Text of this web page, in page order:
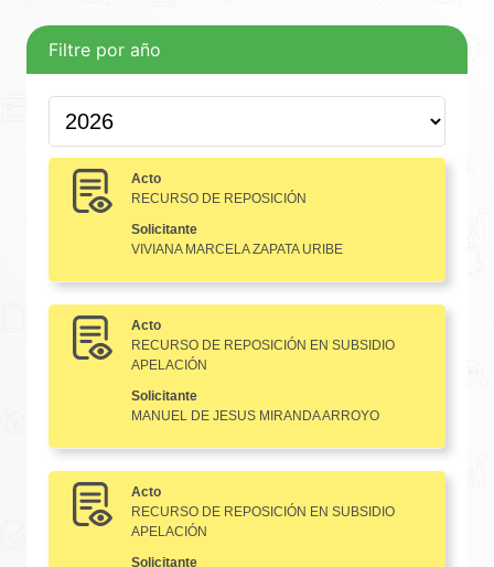
Filtre por año
Acto
RECURSO DE REPOSICIÓN
Solicitante
VIVIANA MARCELA ZAPATA URIBE
Acto
RECURSO DE REPOSICIÓN EN SUBSIDIO
APELACIÓN
Solicitante
MANUEL DE JESUS MIRANDA ARROYO
Acto
RECURSO DE REPOSICIÓN EN SUBSIDIO
APELACIÓN
Solicitante